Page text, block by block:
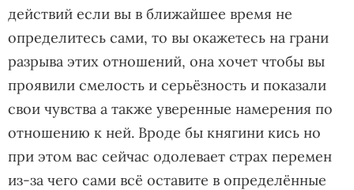
действий если вы в ближайшее время не
определитесь сами, то вы окажетесь на грани
разрыва этих отношений, она хочет чтобы вы
проявили смелость и серьёзность и показали
свои чувства а также уверенные намерения по
отношению к ней. Вроде бы княгини кись но
при этом вас сейчас одолевает страх перемен
из-за чего сами всё оставите в определённые